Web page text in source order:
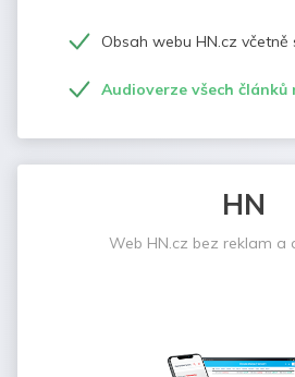
Obsah webu HN.cz
Audioverze všech článků
HN
Web HN.cz bez reklam a